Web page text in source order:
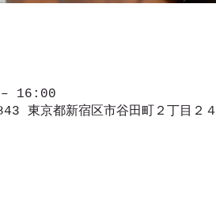
– 16:00
東京都新宿区市谷田町２丁目２４